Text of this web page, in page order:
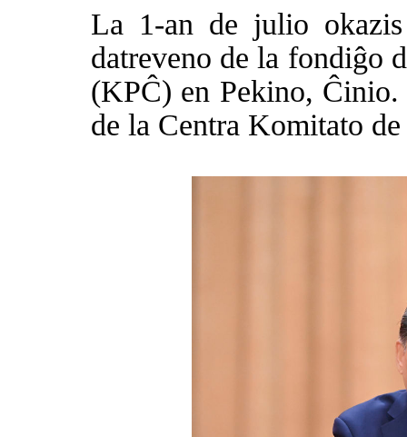
La 1-an de julio
datreveno de la fondiĝo
(KPĈ) en Pekino,
de la Centra Komitato